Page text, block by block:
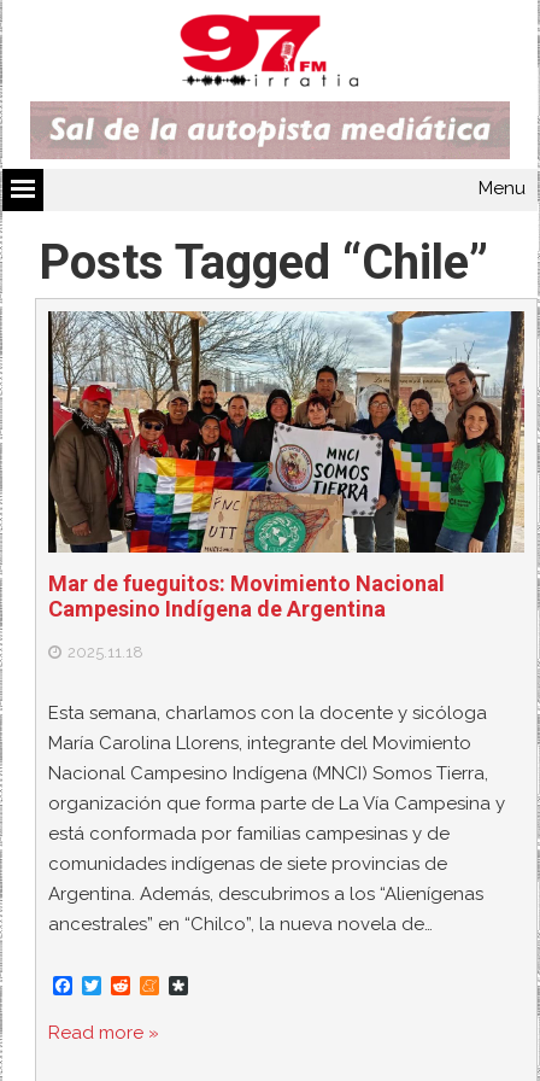
Menu
Posts Tagged “Chile”
Mar de fueguitos: Movimiento Nacional
Campesino Indígena de Argentina
2025.11.18
Esta semana, charlamos con la docente y sicóloga
María Carolina Llorens, integrante del Movimiento
Nacional Campesino Indígena (MNCI) Somos Tierra,
organización que forma parte de La Vía Campesina y
está conformada por familias campesinas y de
comunidades indígenas de siete provincias de
Argentina. Además, descubrimos a los “Alienígenas
ancestrales” en “Chilco”, la nueva novela de…
F
c
e
T
i
t
R
d
d
M
Read more »